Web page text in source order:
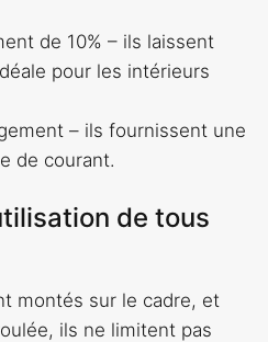
de 10% – ils laissent
pour les intérieurs
– ils fournissent une
de courant.
de tous
montés sur le cadre, et
ils ne limitent pas